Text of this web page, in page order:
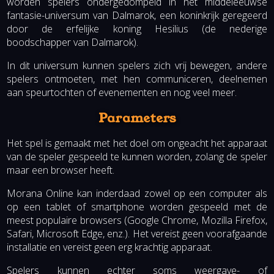
fantasie-universum van Dalmarok, een koninkrijk geregeerd
door de erfelijke koning Hesilius (de nederige
boodschapper van Dalmarok).
In dit universum kunnen spelers zich vrij bewegen, andere
spelers ontmoeten, met hen communiceren, deelnemen
aan speurtochten of evenementen en nog veel meer.
Parameters
Het spel is gemaakt met het doel om ongeacht het apparaat
van de speler gespeeld te kunnen worden, zolang de speler
maar een browser heeft.
Morana Online kan inderdaad zowel op een computer als
op een tablet of smartphone worden gespeeld met de
meest populaire browsers (Google Chrome, Mozilla Firefox,
Safari, Microsoft Edge, enz.). Het vereist geen voorafgaande
installatie en vereist geen erg krachtig apparaat.
Spelers kunnen echter soms weergave- of